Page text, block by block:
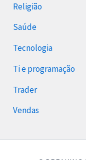
Religião
Saúde
Tecnologia
Ti e programação
Trader
Vendas